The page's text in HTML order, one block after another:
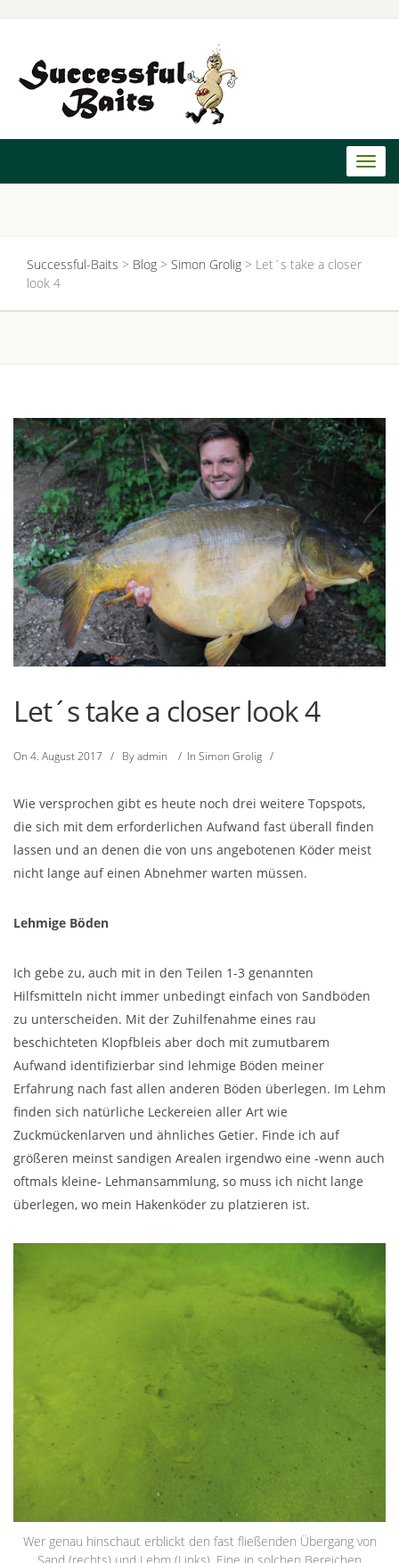
Successful-Baits > Blog > Simon Grolig > Let´s take a closer
look 4
Let´s take a closer look 4
On 4. August 2017 / Byadmin / In Simon Grolig /
Wie versprochen gibt es heute noch drei weitere Topspots,
die sich mit dem erforderlichen Aufwand fast überall finden
lassen und an denen die von uns angebotenen Köder meist
nicht lange auf einen Abnehmer warten müssen.
Lehmige Böden
Ich gebe zu, auch mit in den Teilen 1-3 genannten
Hilfsmitteln nicht immer unbedingt einfach von Sandböden
zu unterscheiden. Mit der Zuhilfenahme eines rau
beschichteten Klopfbleis aber doch mit zumutbarem
Aufwand identifizierbar sind lehmige Böden meiner
Erfahrung nach fast allen anderen Böden überlegen. Im Lehm
finden sich natürliche Leckereien aller Art wie
Zuckmückenlarven und ähnliches Getier. Finde ich auf
größeren meinst sandigen Arealen irgendwo eine -wenn auch
oftmals kleine- Lehmansammlung, so muss ich nicht lange
überlegen, wo mein Hakenköder zu platzieren ist.
Wer genau hinschaut erblickt den fast fließenden Übergang von